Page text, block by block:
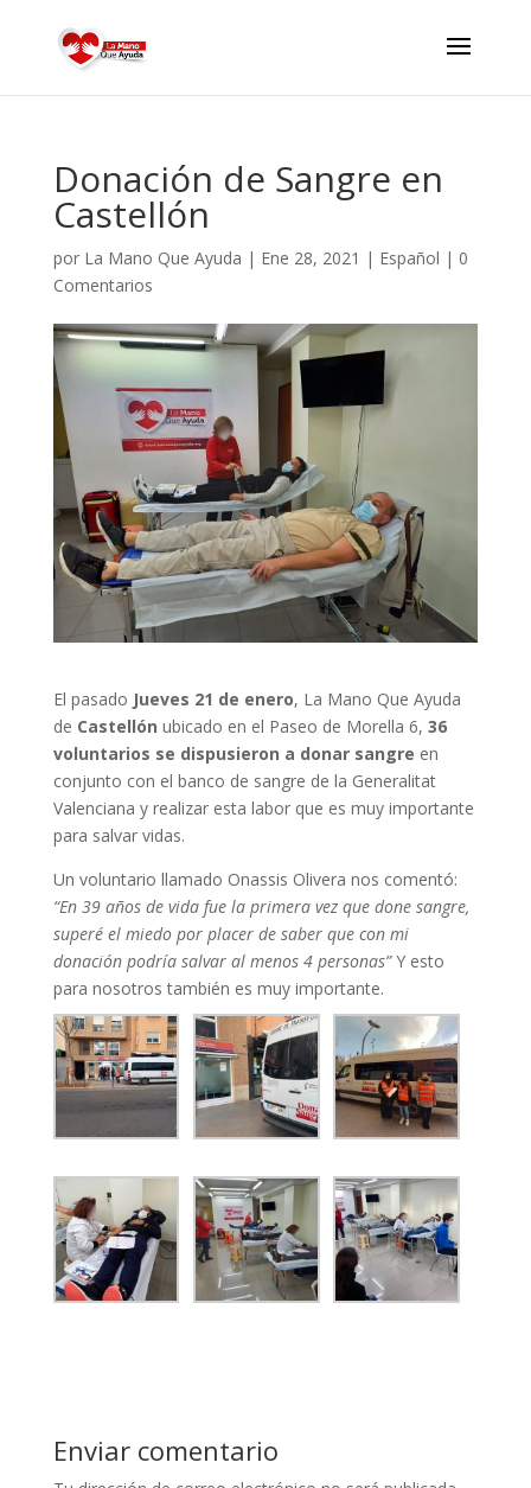
Donación de Sangre en
Castellón
por La Mano Que Ayuda | Ene 28, 2021 | Español | 0
Comentarios
El pasado Jueves 21 de enero, La Mano Que Ayuda
de Castellón ubicado en el Paseo de Morella 6, 36
voluntarios se dispusieron a donar sangre en
conjunto con el banco de sangre de la Generalitat
Valenciana y realizar esta labor que es muy importante
para salvar vidas.
Un voluntario llamado Onassis Olivera nos comentó:
“En 39 años de vida fue la primera vez que done sangre,
superé el miedo por placer de saber que con mi
donación podría salvar al menos 4 personas”Y esto
para nosotros también es muy importante.
Enviar comentario